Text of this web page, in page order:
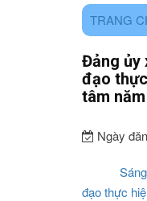
TRANG
Đảng ủy
đạo
tâm
Ngày
đạo thực